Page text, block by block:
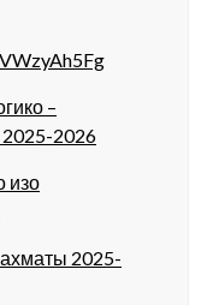
–
2025-2026
изо
2025-